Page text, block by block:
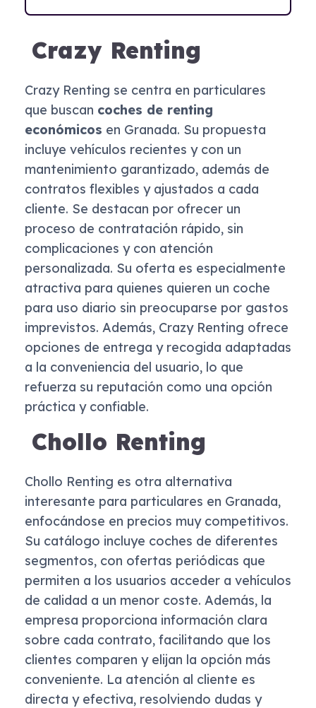
Crazy Renting
Crazy Renting se centra en particulares
que buscan coches de renting
económicos en Granada. Su propuesta
incluye vehículos recientes y con un
mantenimiento garantizado, además de
contratos flexibles y ajustados a cada
cliente. Se destacan por ofrecer un
proceso de contratación rápido, sin
complicaciones y con atención
personalizada. Su oferta es especialmente
atractiva para quienes quieren un coche
para uso diario sin preocuparse por gastos
imprevistos. Además, Crazy Renting ofrece
opciones de entrega y recogida adaptadas
a la conveniencia del usuario, lo que
refuerza su reputación como una opción
práctica y confiable.
Chollo Renting
Chollo Renting es otra alternativa
interesante para particulares en Granada,
enfocándose en precios muy competitivos.
Su catálogo incluye coches de diferentes
segmentos, con ofertas periódicas que
permiten a los usuarios acceder a vehículos
de calidad a un menor coste. Además, la
empresa proporciona información clara
sobre cada contrato, facilitando que los
clientes comparen y elijan la opción más
conveniente. La atención al cliente es
directa y efectiva, resolviendo dudas y